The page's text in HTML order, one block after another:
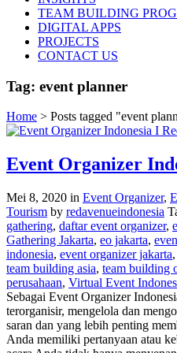
TEAM BUILDING
DIGITAL APPS
PROJECTS
CONTACT US
Tag: event planner
Home > Posts tagged "event
Event Organizer
Mei 8, 2020 in Event Organizer,
Tourism by redavenueindonesia
gathering, daftar event organizer,
Gathering Jakarta, eo jakarta,
indonesia, event organizer jakarta,
team building asia, team building
perusahaan, Virtual Event
Sebagai Event Organizer
terorganisir, mengelola dan
saran dan yang lebih penting
Anda memiliki pertanyaan atau